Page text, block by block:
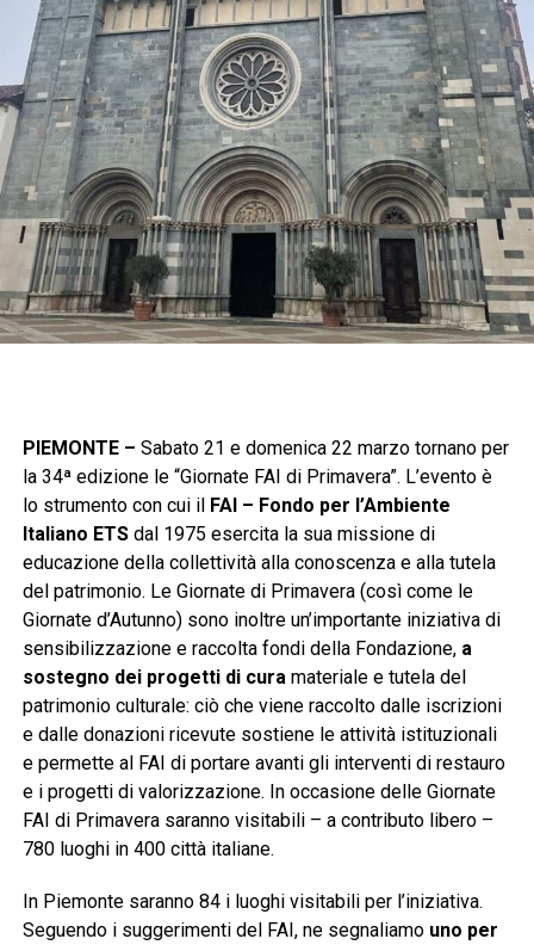
PIEMONTE – Sabato 21 e domenica 22 marzo tornano per
la 34ª edizione le “Giornate FAI di Primavera”. L’evento è
lo strumento con cui il FAI – Fondo per l’Ambiente
Italiano ETSdal 1975 esercita la sua missione di
educazione della collettività alla conoscenza e alla tutela
del patrimonio. Le Giornate di Primavera (così come le
Giornate d’Autunno) sono inoltre un’importante iniziativa di
sensibilizzazione e raccolta fondi della Fondazione, a
sostegno dei progetti di cura materiale e tutela del
patrimonio culturale: ciò che viene raccolto dalle iscrizioni
e dalle donazioni ricevute sostiene le attività istituzionali
e permette al FAI di portare avanti gli interventi di restauro
e i progetti di valorizzazione. In occasione delle Giornate
FAI di Primavera saranno visitabili – a contributo libero –
780 luoghi in 400 città italiane.
In Piemonte saranno 84 i luoghi visitabili per l’iniziativa.
Seguendo i suggerimenti del FAI, ne segnaliamo uno per